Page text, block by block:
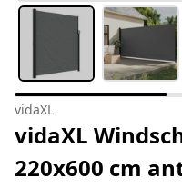
vidaXL
vidaXL
220x600 cm